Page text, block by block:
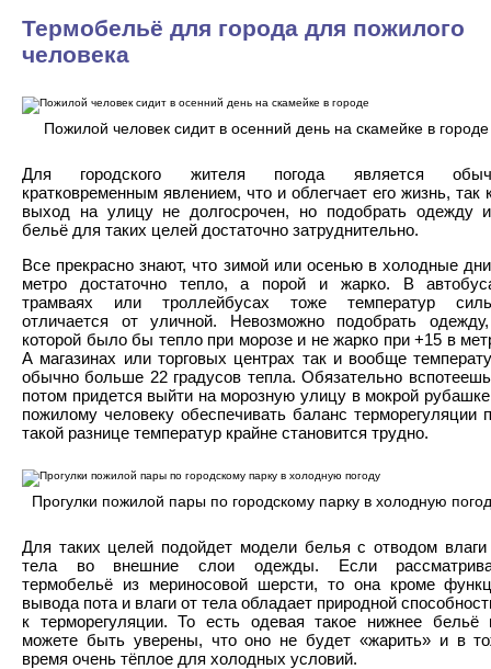
Термобельё для города для пожилого
человека
Пожилой человек сидит в осенний день на скамейке в городе
Для городского жителя погода является
кратковременным явлением, что и облегчает его жизнь, так
выход на улицу не долгосрочен, но подобрать одежду
бельё для таких целей достаточно затруднительно.
Все прекрасно знают, что зимой или осенью в холодные
метро достаточно тепло, а порой и жарко. В
трамваях или троллейбусах тоже температур
отличается от уличной. Невозможно подобрать
которой было бы тепло при морозе и не жарко при +15 в
А магазинах или торговых центрах так и вообще
обычно больше 22 градусов тепла. Обязательно
потом придется выйти на морозную улицу в мокрой
пожилому человеку обеспечивать баланс терморегуляции
такой разнице температур крайне становится трудно.
Прогулки пожилой пары по городскому парку в холодную
Для таких целей подойдет модели белья с отводом влаги
тела во внешние слои одежды. Если
термобельё из мериносовой шерсти, то она кроме
вывода пота и влаги от тела обладает природной
к терморегуляции. То есть одевая такое нижнее бельё
можете быть уверены, что оно не будет «жарить» и в
время очень тёплое для холодных условий.